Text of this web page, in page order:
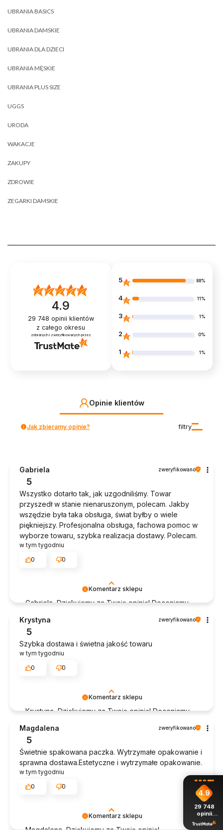
UBRANIA BASICS
UBRANIA DAMSKIE
UBRANIA DLA DZIECI
UBRANIA MĘSKIE
UBRANIA PLUS SIZE
UGGS
URODA
WAKACJE
ZAKUPY
ZDROWIE
ZEGARKI DAMSKIE
4.9
29 748 opinii klientów
z całego okresu
zebranych i zweryfikowanych przez
5 88%
4 11%
3 1%
2 0%
1 1%
Opinie klientów
filtry
Jak zbieramy opinie?
Komentarz sklepu
Gabriela, Dziękujemy za Twoją opinię! Doceniamy
doświadczeniem. Jesteśmy szczęśliwi, że mamy
takich klientów. Z pozdrowieniami, obsługa sklepu.
Gabriela zweryfikowano
5
Wszystko dotarło tak, jak uzgodniliśmy. Towar
przyszedł w stanie nienaruszonym, polecam. Jakby
wszędzie była taka obsługa, świat byłby o wiele
piękniejszy. Profesjonalna obsługa, fachowa pomoc w
wyborze towaru, szybka realizacja dostawy. Polecam.
w tym tygodniu
0
0
Komentarz sklepu
Krystyna, Dziękujemy za Twoją opinię! Doceniamy
doświadczeniem. Jesteśmy szczęśliwi, że mamy
takich klientów. Z pozdrowieniami, obsługa sklepu.
Krystyna zweryfikowano
5
Szybka dostawa i świetna jakość towaru
w tym tygodniu
0
0
Komentarz sklepu
Magdalena zweryfikowano
5
Świetnie spakowana paczka. Wytrzymałe opakowanie i
sprawna dostawa.Estetyczne i wytrzymałe opakowanie.
w tym tygodniu
0
0
4.9
29 748
opinii
z całego
okresu